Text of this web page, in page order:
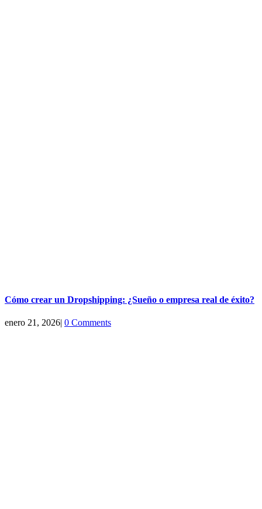
Cómo crear un Dropshipping: ¿Sueño o empresa real de éxito?
enero 21, 2026| 0 Comments